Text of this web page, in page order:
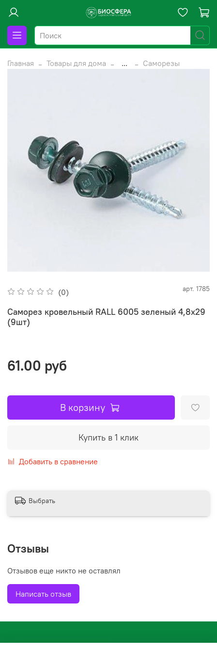
Главная Товары для дома ... Саморезы
(0) арт. 1785
Саморез кровельный RALL 6005 зеленый 4,8х29
(9шт)
61.00 руб
В корзину
Купить в 1 клик
Добавить в сравнение
Выбрать
Отзывы
Отзывов еще никто не оставлял
Написать отзыв